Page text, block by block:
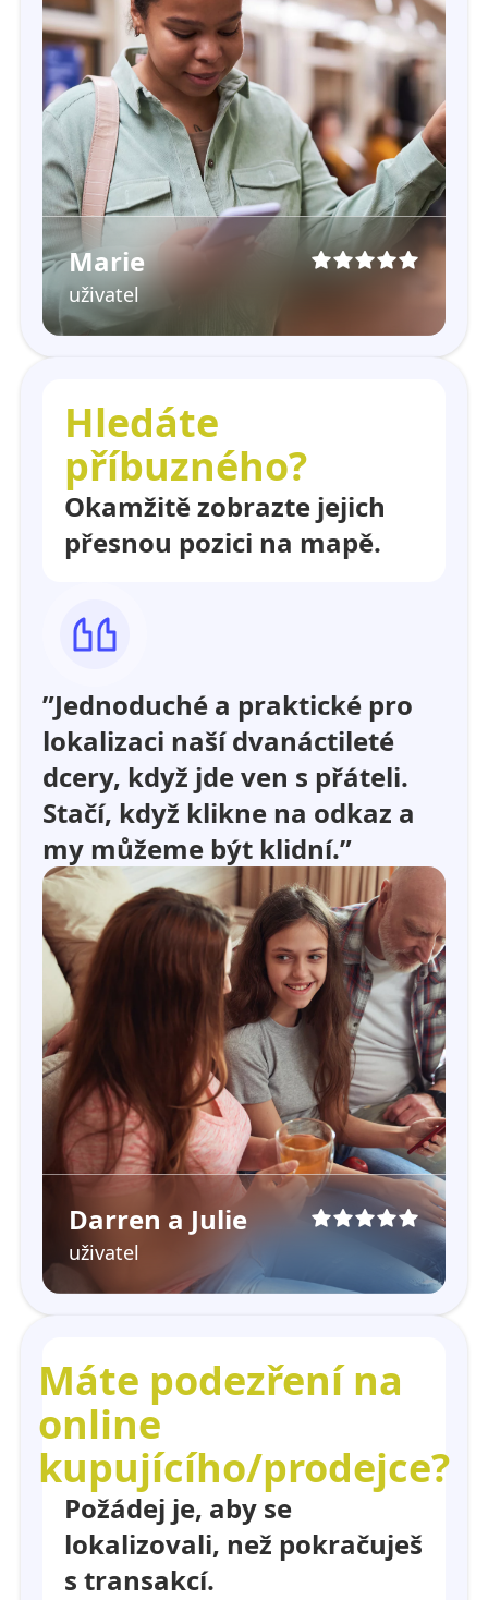
Marie
uživatel
Hledáte
příbuzného?
Okamžitě zobrazte jejich
přesnou pozici na mapě.
”Jednoduché a praktické pro
lokalizaci naší dvanáctileté
dcery, když jde ven s přáteli.
Stačí, když klikne na odkaz a
my můžeme být klidní.”
Darren a Julie
uživatel
Máte podezření na
online
kupujícího/prodejce?
Požádej je, aby se
lokalizovali, než pokračuješ
s transakcí.